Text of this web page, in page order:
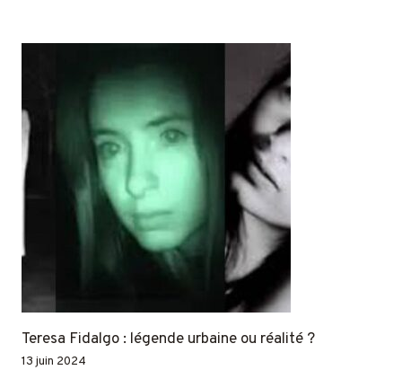
Teresa Fidalgo : légende urbaine ou réalité ?
13 juin 2024